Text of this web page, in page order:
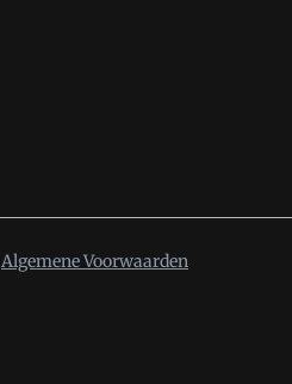
Algemene Voorwaarden